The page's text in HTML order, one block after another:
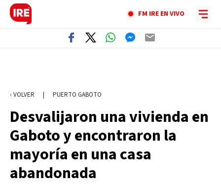
FM IRE EN VIVO
‹ VOLVER | PUERTO GABOTO
Desvalijaron una vivienda en
Gaboto y encontraron la
mayoría en una casa
abandonada